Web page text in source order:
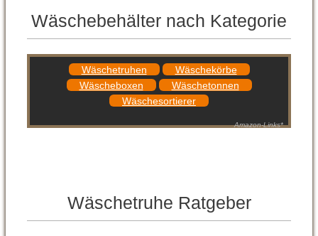
Wäschebehälter nach Kategorie
Wäschetruhen
Wäschekörbe
Wäscheboxen
Wäschetonnen
Wäschesortierer
Amazon-Links*
Wäschetruhe Ratgeber